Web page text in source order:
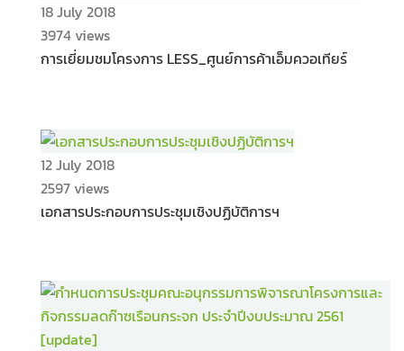
18 July 2018
3974 views
การเยี่ยมชมโครงการ LESS_ศูนย์การค้าเอ็มควอเทียร์
12 July 2018
2597 views
เอกสารประกอบการประชุมเชิงปฏิบัติการฯ